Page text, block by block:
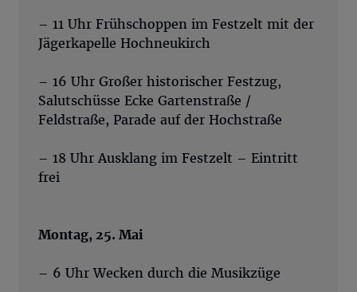
– 11 Uhr Frühschoppen im Festzelt mit der
Jägerkapelle Hochneukirch
– 16 Uhr Großer historischer Festzug,
Salutschüsse Ecke Gartenstraße /
Feldstraße, Parade auf der Hochstraße
– 18 Uhr Ausklang im Festzelt – Eintritt
frei
Montag, 25. Mai
– 6 Uhr Wecken durch die Musikzüge